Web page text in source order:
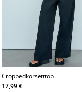
Croppedkorsetttop
17,99 €